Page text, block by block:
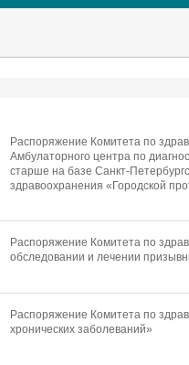
Распоряжение Комитета по
Амбулаторного центра по
старше на базе Санкт-
здравоохранения «Городской
Распоряжение Комитета по
обследовании и лечении
Распоряжение Комитета по
хронических заболеваний»